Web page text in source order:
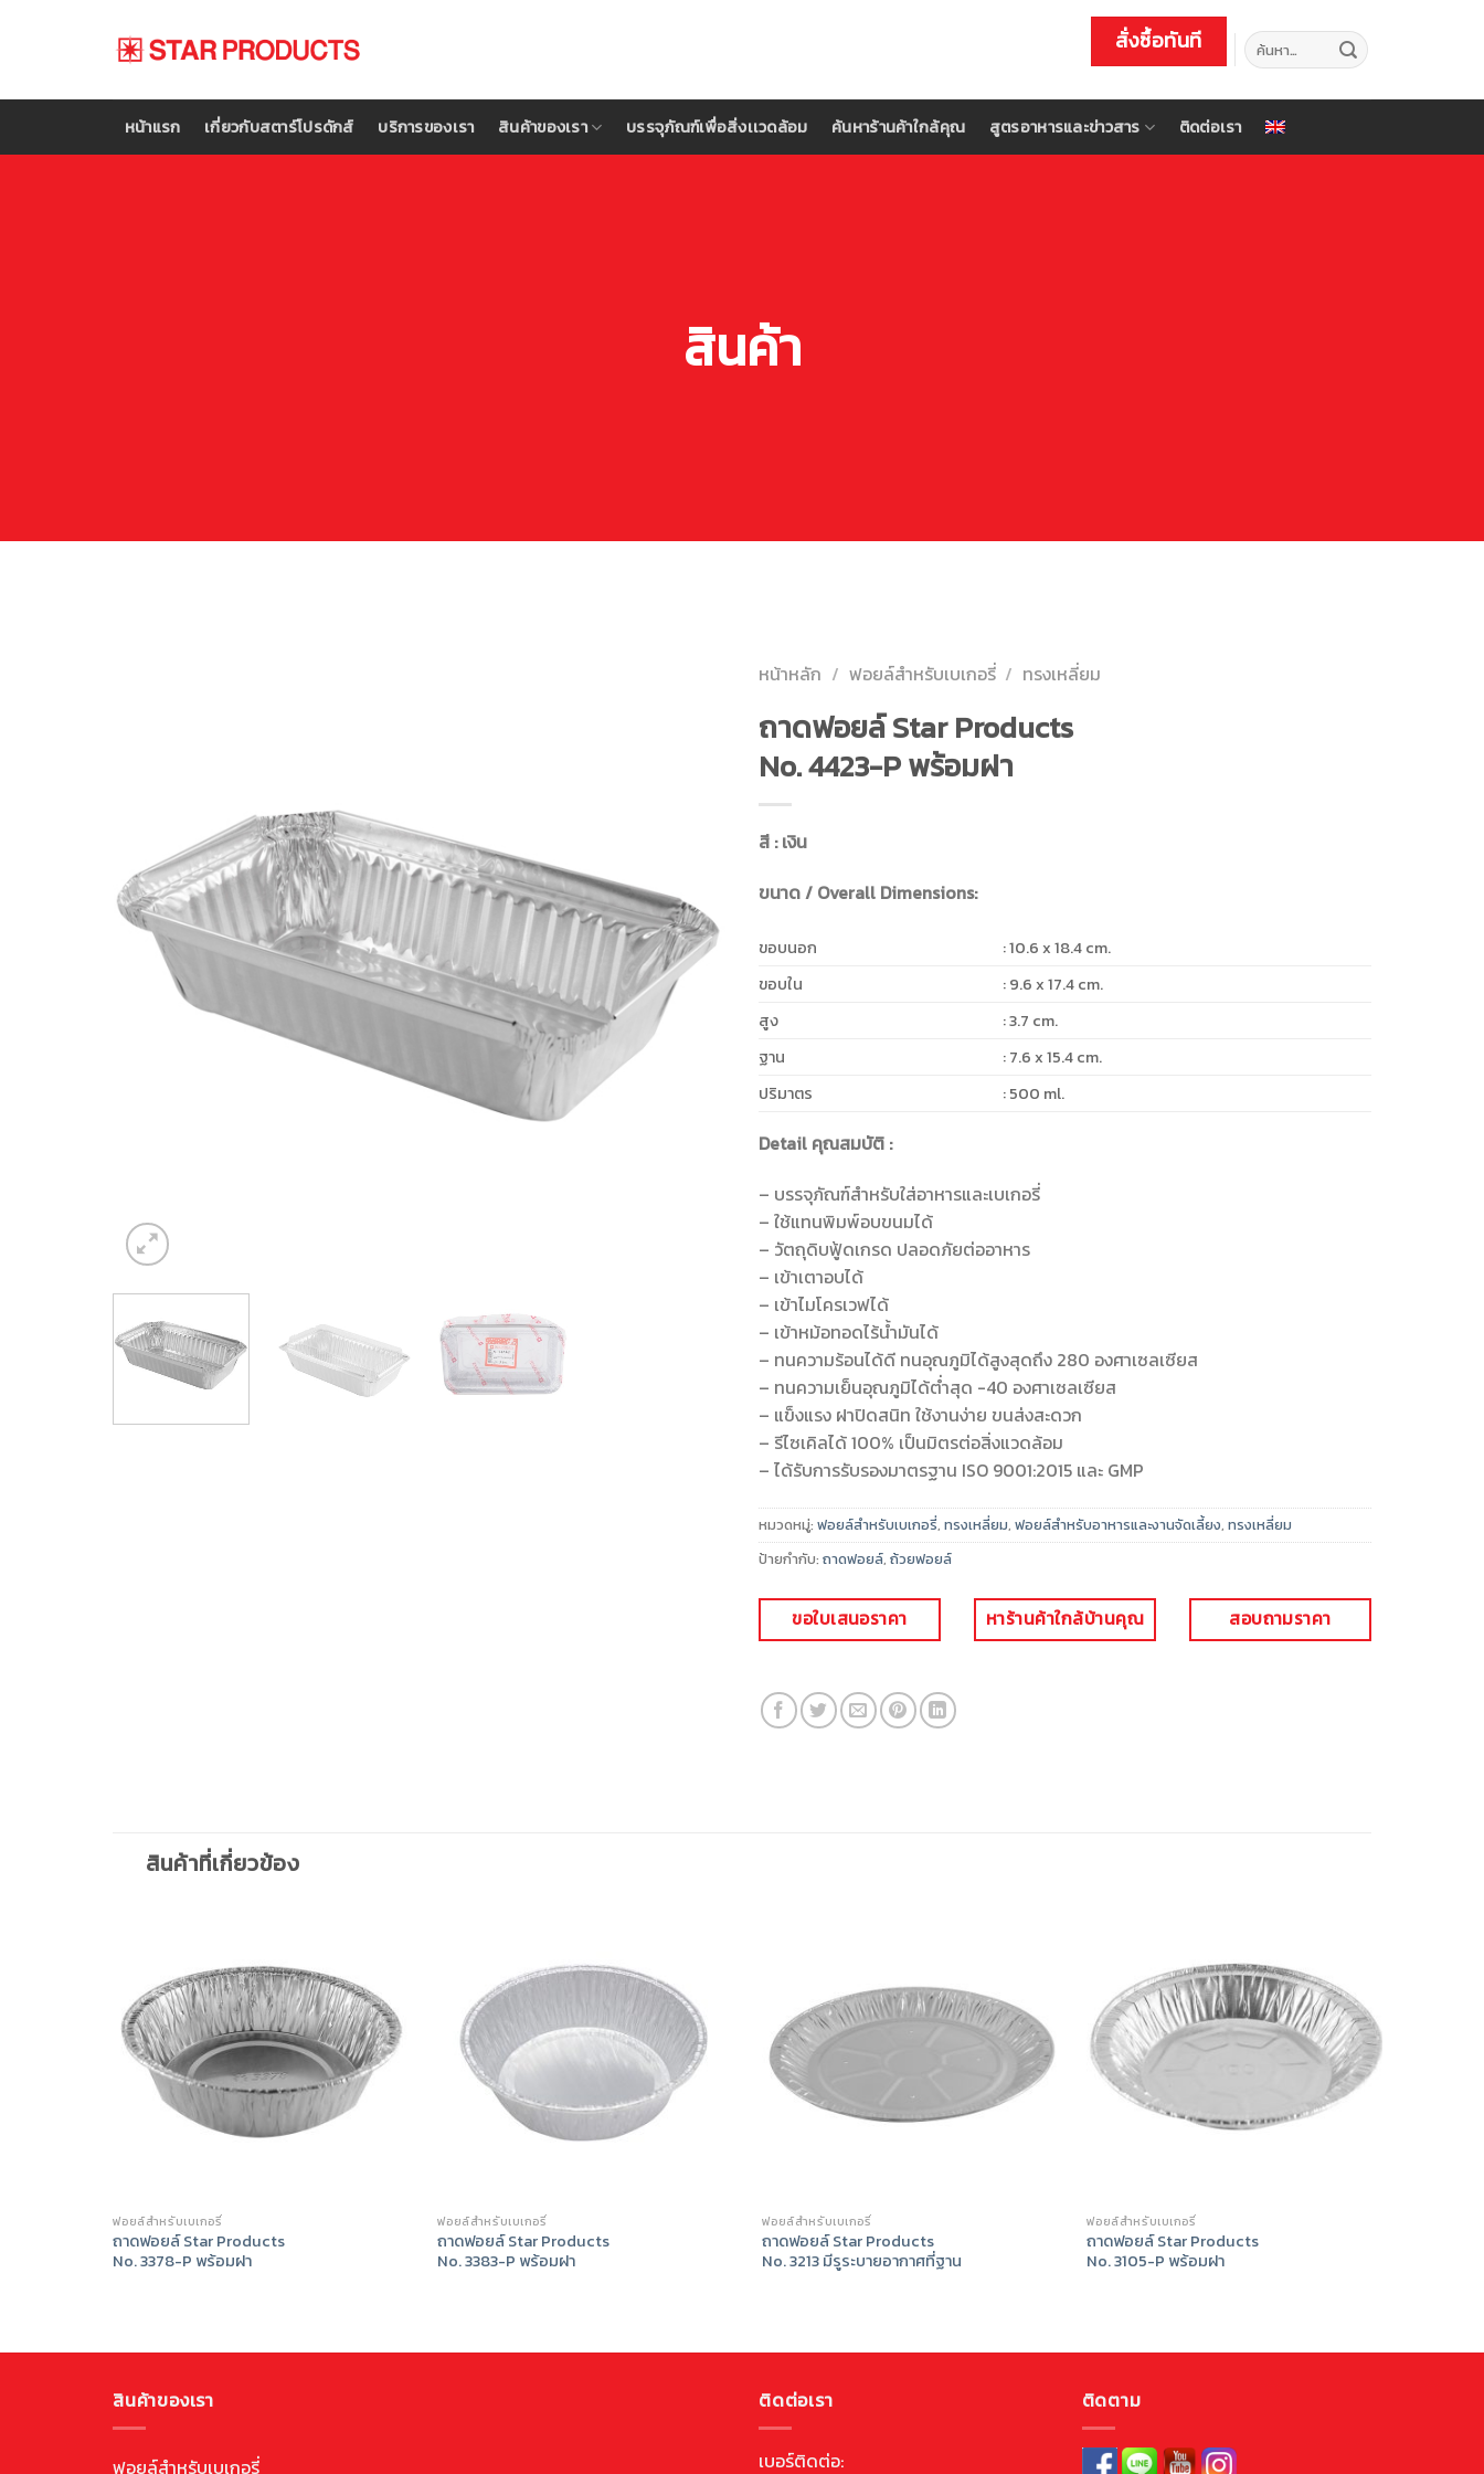
สั่งซื้อทันที ค้นหา:
หน้าแรก เกี่ยวกับสตาร์โปรดักส์ บริการของเรา สินค้าของเรา บรรจุภัณฑ์เพื่อสิ่งเเวดล้อม ค้นหาร้านค้าใกล้คุณ สูตรอาหารและข่าวสาร ติดต่อเรา
สินค้า
หน้าหลัก / ฟอยล์สำหรับเบเกอรี่ / ทรงเหลี่ยม
ถาดฟอยล์ Star Products
No. 4423-P พร้อมฝา
สี : เงิน
ขนาด / Overall Dimensions:
ขอบนอก
: 10.6 x 18.4 cm.
ขอบใน
: 9.6 x 17.4 cm.
สูง
: 3.7 cm.
ฐาน
: 7.6 x 15.4 cm.
ปริมาตร
: 500 ml.
Detail คุณสมบัติ :
– บรรจุภัณฑ์สำหรับใส่อาหารและเบเกอรี่
– ใช้แทนพิมพ์อบขนมได้
– วัตถุดิบฟู้ดเกรด ปลอดภัยต่ออาหาร
– เข้าเตาอบได้
– เข้าไมโครเวฟได้
– เข้าหม้อทอดไร้น้ำมันได้
– ทนความร้อนได้ดี ทนอุณภูมิได้สูงสุดถึง 280 องศาเซลเซียส
– ทนความเย็นอุณภูมิได้ต่ำสุด -40 องศาเซลเซียส
– แข็งแรง ฝาปิดสนิท ใช้งานง่าย ขนส่งสะดวก
– รีไซเคิลได้ 100% เป็นมิตรต่อสิ่งแวดล้อม
– ได้รับการรับรองมาตรฐาน ISO 9001:2015 และ GMP
หมวดหมู่: ฟอยล์สำหรับเบเกอรี่, ทรงเหลี่ยม, ฟอยล์สำหรับอาหารและงานจัดเลี้ยง, ทรงเหลี่ยม
ป้ายกำกับ: ถาดฟอยล์, ถ้วยฟอยล์
ขอใบเสนอราคา หาร้านค้าใกล้บ้านคุณ สอบถามราคา
สินค้าที่เกี่ยวข้อง
ฟอยล์สำหรับเบเกอรี่
ถาดฟอยล์ Star Products
No. 3378-P พร้อมฝา
ฟอยล์สำหรับเบเกอรี่
ถาดฟอยล์ Star Products
No. 3383-P พร้อมฝา
ฟอยล์สำหรับเบเกอรี่
ถาดฟอยล์ Star Products
No. 3213 มีรูระบายอากาศที่ฐาน
ฟอยล์สำหรับเบเกอรี่
ถาดฟอยล์ Star Products
No. 3105-P พร้อมฝา
สินค้าของเรา
ฟอยล์สำหรับเบเกอรี่
ติดต่อเรา
เบอร์ติดต่อ:
ติดตาม